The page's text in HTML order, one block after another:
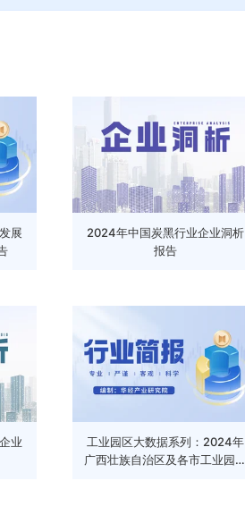
展
2024年中国炭黑行业企业洞析
报告
业
工业园区大数据系列：2024年
广西壮族自治区及各市工业园区